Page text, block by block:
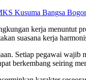
Kusuma Bangsa Bogor
kerja menuntut
suasana kerja
Setiap pegawai wajib
berkembang seiring